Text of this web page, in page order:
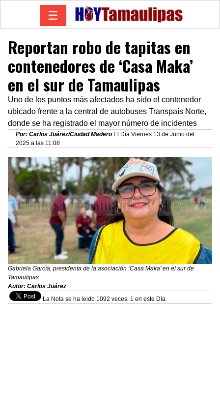
☰
Reportan robo de tapitas en
contenedores de ‘Casa Maka’
en el sur de Tamaulipas
Uno de los puntos más afectados ha sido el contenedor
ubicado frente a la central de autobuses Transpaís Norte,
donde se ha registrado el mayor número de incidentes
Por: Carlos Juárez/Ciudad Madero El Día Viernes 13 de Junio del
2025 a las 11:08
Gabriela García, presidenta de la asociación ‘Casa Maka’ en el sur de
Tamaulipas
Autor: Carlos Juárez
La Nota se ha leido 1092 veces. 1 en este Día.